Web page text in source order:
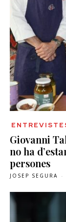
Giovanni
no ha
persones
JOSEP SEGURA -